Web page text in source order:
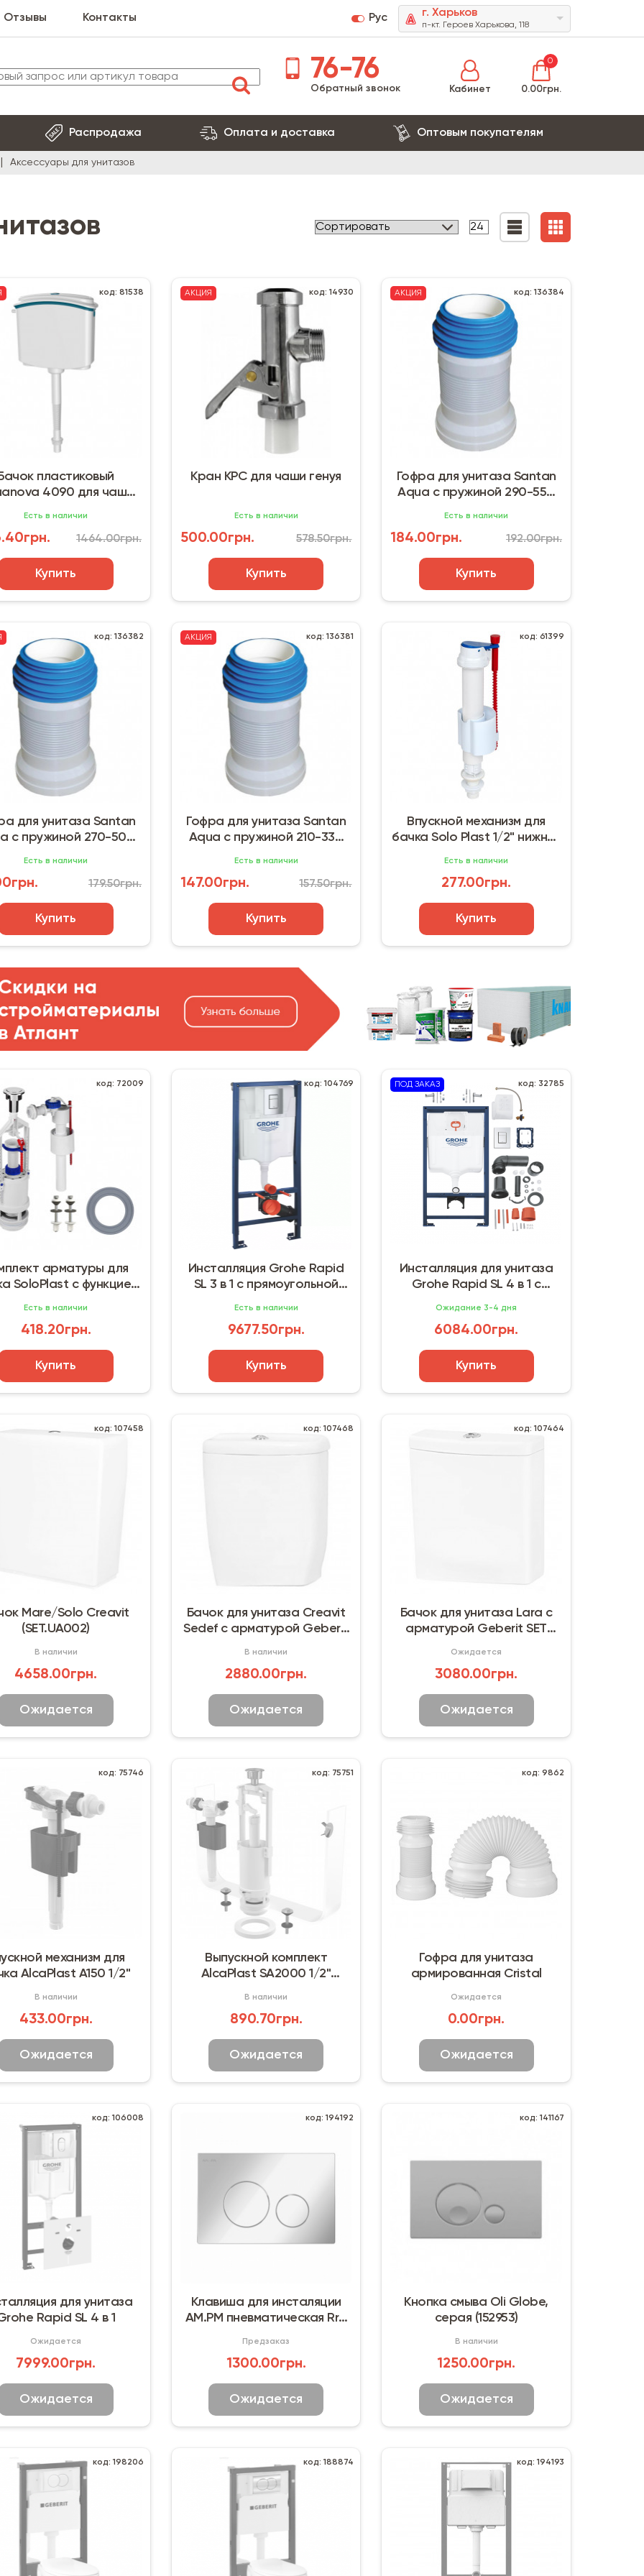
Отзывы Контакты Рус г. Харьков
п-кт. Героев Харькова, 118
76-76
Обратный звонок Кабинет
0
0.00грн.
Распродажа Оплата и доставка Оптовым покупателям
Аксессуары для унитазов
код: 81538
пластиковый
4090 для чаши
Есть в наличии
1464.00грн.
Купить
АКЦИЯ код: 14930
Кран КРС для чаши генуя
Есть в наличии
500.00грн. 578.50грн.
Купить
АКЦИЯ код: 136384
Гофра для унитаза Santan
Aqua с пружиной 290-550
Есть в наличии
184.00грн. 192.00грн.
Купить
код: 136382
для унитаза Santan
с пружиной 270-500
Есть в наличии
179.50грн.
Купить
АКЦИЯ код: 136381
Гофра для унитаза Santan
Aqua с пружиной 210-330
Есть в наличии
147.00грн. 157.50грн.
Купить
код: 61399
Впускной механизм для
бачка Solo Plast 1/2" нижний
Есть в наличии
277.00грн.
Купить
код: 72009
арматуры для
SoloPlast с функцией
Есть в наличии
418.20грн.
Купить
код: 104769
Инсталляция Grohe Rapid
SL 3 в 1 с прямоугольной
Есть в наличии
9677.50грн.
Купить
ПОД ЗАКАЗ код: 32785
Инсталляция для унитаза
Grohe Rapid SL 4 в 1 с
Ожидание 3-4 дня
6084.00грн.
Купить
код: 107458
Mare/Solo Creavit
(SET.UA002)
В наличии
4658.00грн.
Ожидается
код: 107468
Бачок для унитаза Creavit
Sedef с арматурой Geberit
В наличии
2880.00грн.
Ожидается
код: 107464
Бачок для унитаза Lara с
арматурой Geberit SET
Ожидается
3080.00грн.
Ожидается
код: 75746
механизм для
AlcaPlast A150 1/2"
В наличии
433.00грн.
Ожидается
код: 75751
Выпускной комплект
AlcaPlast SA2000 1/2"
В наличии
890.70грн.
Ожидается
код: 9862
Гофра для унитаза
армированная Cristal
Ожидается
0.00грн.
Ожидается
код: 106008
для унитаза
Rapid SL 4 в 1
Ожидается
7999.00грн.
Ожидается
код: 194192
Клавиша для инсталяции
AM.PM пневматическая Rro
Предзаказ
1300.00грн.
Ожидается
код: 141167
Кнопка смыва Oli Globe,
серая (152953)
В наличии
1250.00грн.
Ожидается
код: 198206 код: 188874 код: 194193